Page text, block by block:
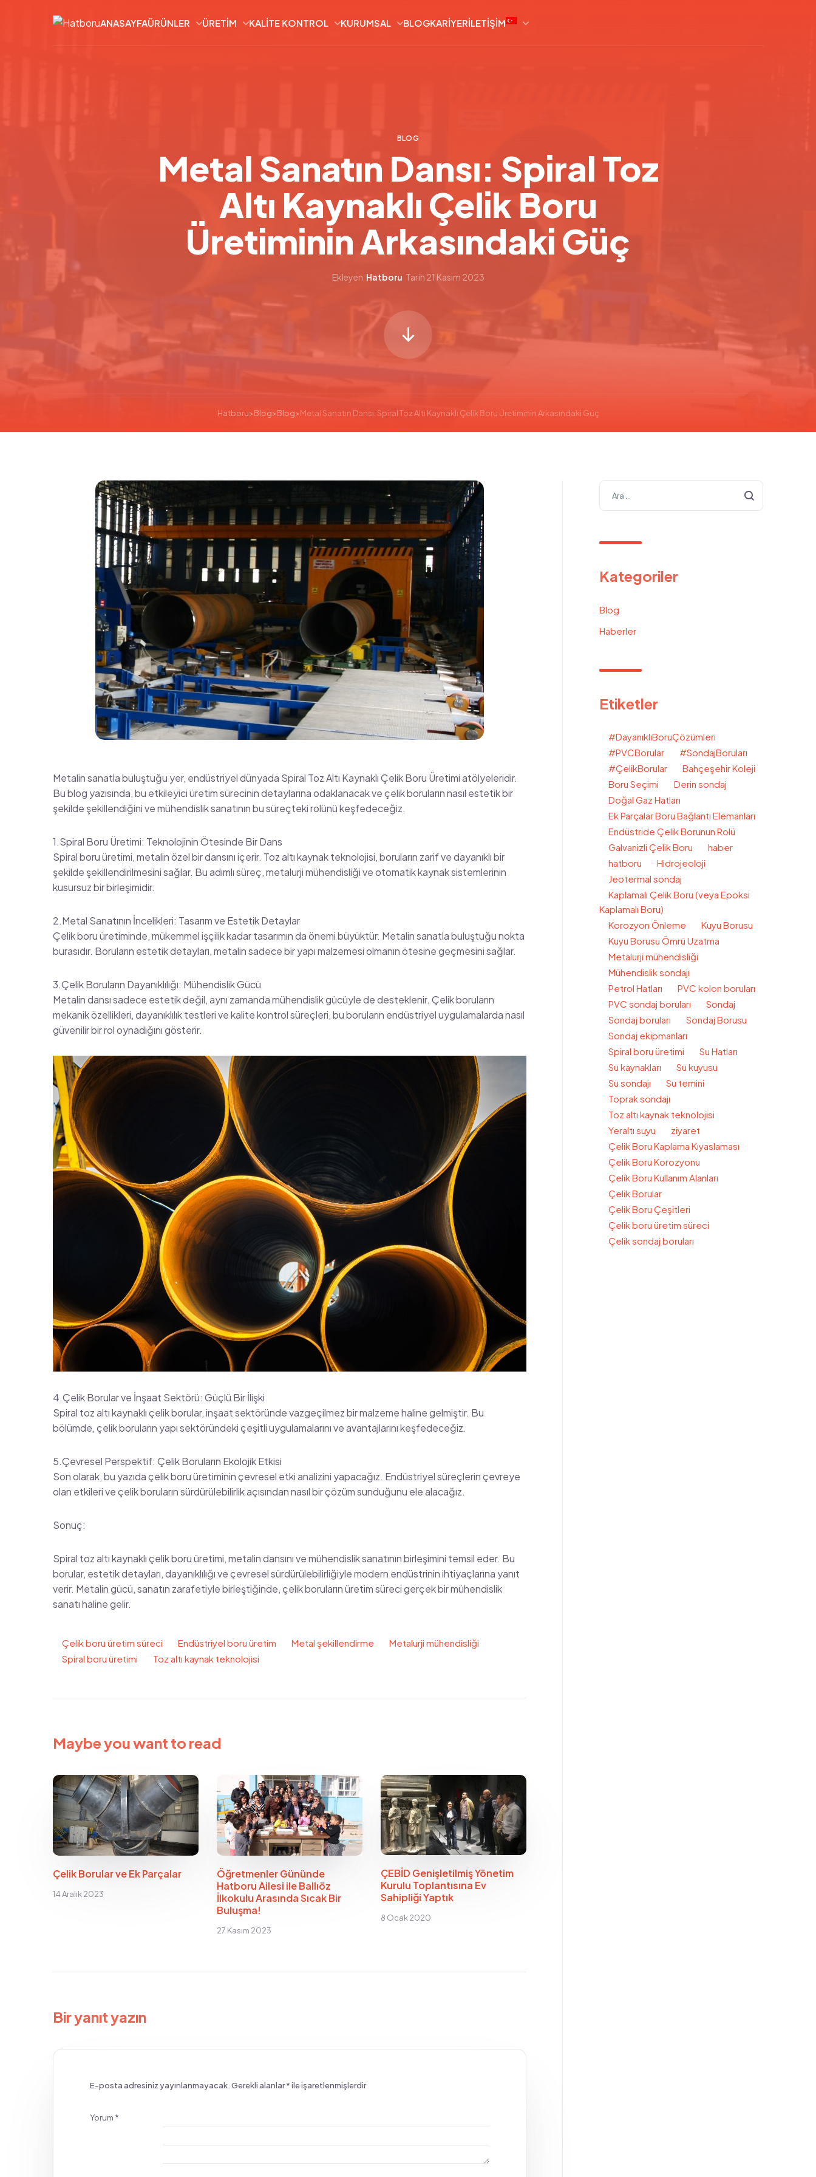
ANASAYFAÜRÜNLER ÜRETIM KALITE KONTROL KURUMSAL BLOGKARIYERİLETIŞIM
BLOG
Metal Sanatın Dansı: Spiral Toz
Altı Kaynaklı Çelik Boru
Üretiminin Arkasındaki Güç
Ekleyen Hatboru Tarih 21 Kasım 2023
Hatboru>Blog>Blog>Metal Sanatın Dansı: Spiral Toz Altı Kaynaklı Çelik Boru Üretiminin Arkasındaki Güç
Metalin sanatla buluştuğu yer, endüstriyel dünyada Spiral Toz Altı Kaynaklı Çelik Boru Üretimi atölyeleridir.
Bu blog yazısında, bu etkileyici üretim sürecinin detaylarına odaklanacak ve çelik boruların nasıl estetik bir
şekilde şekillendiğini ve mühendislik sanatının bu süreçteki rolünü keşfedeceğiz.
1.Spiral Boru Üretimi: Teknolojinin Ötesinde Bir Dans
Spiral boru üretimi, metalin özel bir dansını içerir. Toz altı kaynak teknolojisi, boruların zarif ve dayanıklı bir
şekilde şekillendirilmesini sağlar. Bu adımlı süreç, metalurji mühendisliği ve otomatik kaynak sistemlerinin
kusursuz bir birleşimidir.
2.Metal Sanatının İncelikleri: Tasarım ve Estetik Detaylar
Çelik boru üretiminde, mükemmel işçilik kadar tasarımın da önemi büyüktür. Metalin sanatla buluştuğu nokta
burasıdır. Boruların estetik detayları, metalin sadece bir yapı malzemesi olmanın ötesine geçmesini sağlar.
3.Çelik Boruların Dayanıklılığı: Mühendislik Gücü
Metalin dansı sadece estetik değil, aynı zamanda mühendislik gücüyle de desteklenir. Çelik boruların
mekanik özellikleri, dayanıklılık testleri ve kalite kontrol süreçleri, bu boruların endüstriyel uygulamalarda nasıl
güvenilir bir rol oynadığını gösterir.
4.Çelik Borular ve İnşaat Sektörü: Güçlü Bir İlişki
Spiral toz altı kaynaklı çelik borular, inşaat sektöründe vazgeçilmez bir malzeme haline gelmiştir. Bu
bölümde, çelik boruların yapı sektöründeki çeşitli uygulamalarını ve avantajlarını keşfedeceğiz.
5.Çevresel Perspektif: Çelik Boruların Ekolojik Etkisi
Son olarak, bu yazıda çelik boru üretiminin çevresel etki analizini yapacağız. Endüstriyel süreçlerin çevreye
olan etkileri ve çelik boruların sürdürülebilirlik açısından nasıl bir çözüm sunduğunu ele alacağız.
Sonuç:
Spiral toz altı kaynaklı çelik boru üretimi, metalin dansını ve mühendislik sanatının birleşimini temsil eder. Bu
borular, estetik detayları, dayanıklılığı ve çevresel sürdürülebilirliğiyle modern endüstrinin ihtiyaçlarına yanıt
verir. Metalin gücü, sanatın zarafetiyle birleştiğinde, çelik boruların üretim süreci gerçek bir mühendislik
sanatı haline gelir.
Çelik boru üretim süreci Endüstriyel boru üretim Metal şekillendirme
Metalurji mühendisliği
Spiral boru üretimi
Toz altı kaynak teknolojisi
Maybe you want to read
Çelik Borular ve Ek Parçalar
14 Aralık 2023
Öğretmenler Gününde
Hatboru Ailesi ile Ballıöz
İlkokulu Arasında Sıcak Bir
Buluşma!
27 Kasım 2023
ÇEBİD Genişletilmiş Yönetim
Kurulu Toplantısına Ev
Sahipliği Yaptık
8 Ocak 2020
Bir yanıt yazın
E-posta adresiniz yayınlanmayacak.Gerekli alanlar*ile işaretlenmişlerdir
Yorum *
Kategoriler
Blog
Haberler
Etiketler
#DayanıklıBoruÇözümleri
#PVCBorular
#SondajBoruları
#ÇelikBorular
Bahçeşehir Koleji
Boru Seçimi
Derin sondaj
Doğal Gaz Hatları
Ek Parçalar Boru Bağlantı Elemanları
Endüstride Çelik Borunun Rolü
Galvanizli Çelik Boru
haber
hatboru
Hidrojeoloji
Jeotermal sondaj
Kaplamalı Çelik Boru (veya Epoksi
Kaplamalı Boru)
Korozyon Önleme
Kuyu Borusu
Kuyu Borusu Ömrü Uzatma
Metalurji mühendisliği
Mühendislik sondajı
Petrol Hatları
PVC kolon boruları
PVC sondaj boruları
Sondaj
Sondaj boruları
Sondaj Borusu
Sondaj ekipmanları
Spiral boru üretimi
Su Hatları
Su kaynakları
Su kuyusu
Su sondajı
Su temini
Toprak sondajı
Toz altı kaynak teknolojisi
Yeraltı suyu
ziyaret
Çelik Boru Kaplama Kıyaslaması
Çelik Boru Korozyonu
Çelik Boru Kullanım Alanları
Çelik Borular
Çelik Boru Çeşitleri
Çelik boru üretim süreci
Çelik sondaj boruları